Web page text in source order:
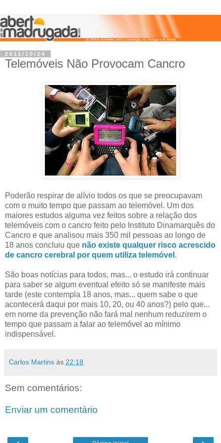
2011/10/24
Telemóveis Não Provocam Cancro
Poderão respirar de alívio todos os que se preocupavam
com o muito tempo que passam ao telemóvel. Um dos
maiores estudos alguma vez feitos sobre a relação dos
telemóveis com o cancro feito pelo Instituto Dinamarquês do
Cancro e que analisou mais 350 mil pessoas ao longo de
18 anos concluiu que não existe qualquer risco acrescido
de cancro cerebral por quem utiliza telemóvel .
São boas notícias para todos, mas... o estudo irá continuar
para saber se algum eventual efeito só se manifeste mais
tarde (este contempla 18 anos, mas... quem sabe o que
acontecerá daqui por mais 10, 20, ou 40 anos?) pelo que...
em nome da prevenção não fará mal nenhum reduzirem o
tempo que passam a falar ao telemóvel ao mínimo
indispensável.
Carlos Martins às 22:18
Sem comentários:
Enviar um comentário